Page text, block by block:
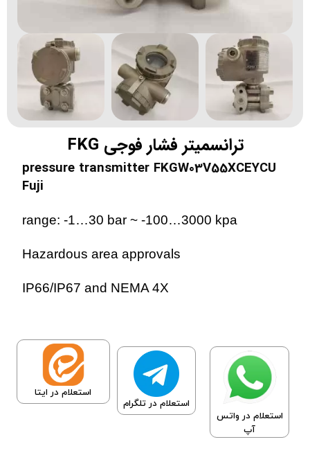
ترانسمیتر فشار فوجی FKG
pressure transmitter FKGW03V55XCEYCU
Fuji
range: -1…30 bar ~ -100…3000 kpa
Hazardous area approvals
IP66/IP67 and NEMA 4X
استعلام در واتس
آپ
استعلام در تلگرام
استعلام در ایتا